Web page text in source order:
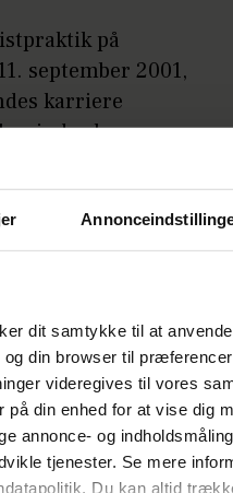
dit samtykke til at
din browser til
videregives til vores
på din enhed for at vise dig
annonce- og
tjenester. Se mere
Du kan altid
på
september 2001,
karriere
minder hun om –
tro, at verden var
har
overvældende, til
af de nyheder,
det er nyt, synes
hele skifter –